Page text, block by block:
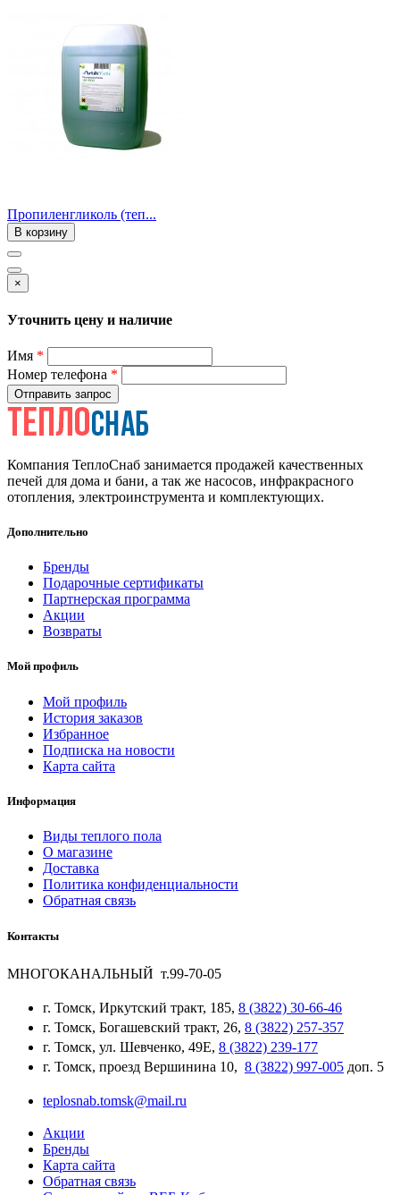
Пропиленгликоль (теп...
В корзину
×
Уточнить цену и наличие
Имя *
Номер телефона *
Отправить запрос
Компания ТеплоСнаб занимается продажей качественных
печей для дома и бани, а так же насосов, инфракрасного
отопления, электроинструмента и комплектующих.
Дополнительно
Бренды
Подарочные сертификаты
Партнерская программа
Акции
Возвраты
Мой профиль
Мой профиль
История заказов
Избранное
Подписка на новости
Карта сайта
Информация
Виды теплого пола
О магазине
Доставка
Политика конфиденциальности
Обратная связь
Контакты
МНОГОКАНАЛЬНЫЙ т.99-70-05
г. Томск, Иркутский тракт, 185, 8 (3822) 30-66-46
г. Томск, Богашевский тракт, 26, 8 (3822) 257-357
г. Томск, ул. Шевченко, 49Е, 8 (3822) 239-177
г. Томск, проезд Вершинина 10, 8 (3822) 997-005 доп. 5
teplosnab.tomsk@mail.ru
Акции
Бренды
Карта сайта
Обратная связь